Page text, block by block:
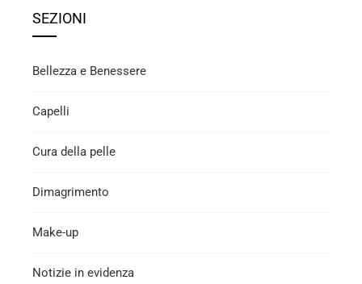
SEZIONI
Bellezza e Benessere
Capelli
Cura della pelle
Dimagrimento
Make-up
Notizie in evidenza